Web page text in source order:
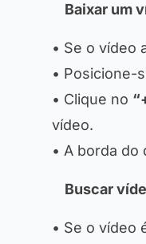
Baixar um
• Se o vídeo
• Posicione-
• Clique no
vídeo.
• A borda
Buscar
• Se o vídeo